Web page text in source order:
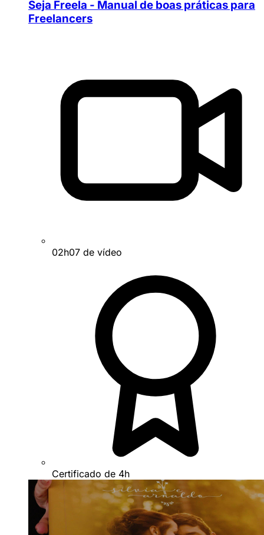
Seja Freela - Manual de boas práticas para
Freelancers
02h07 de vídeo
Certificado de 4h